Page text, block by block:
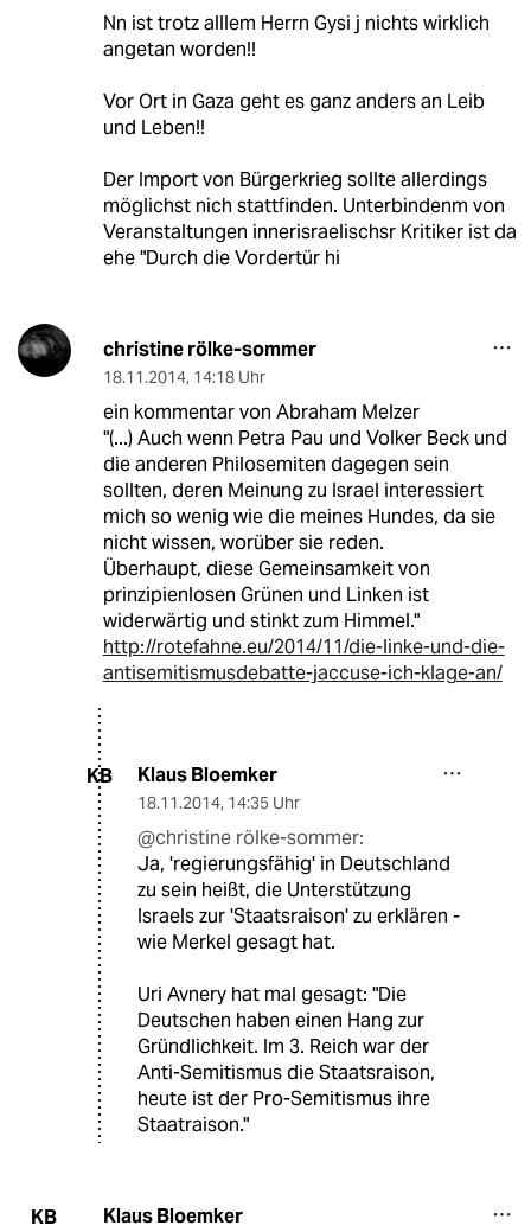
Nn ist trotz alllem Herrn Gysi j nichts wirklich
angetan worden!!
Vor Ort in Gaza geht es ganz anders an Leib
und Leben!!
Der Import von Bürgerkrieg sollte allerdings
möglichst nich stattfinden. Unterbindenm von
Veranstaltungen innerisraelischsr Kritiker ist da
ehe "Durch die Vordertür hi
christine rölke-sommer
18.11.2014, 14:18 Uhr
ein kommentar von Abraham Melzer
"(...) Auch wenn Petra Pau und Volker Beck und
die anderen Philosemiten dagegen sein
sollten, deren Meinung zu Israel interessiert
mich so wenig wie die meines Hundes, da sie
nicht wissen, worüber sie reden.
Überhaupt, diese Gemeinsamkeit von
prinzipienlosen Grünen und Linken ist
widerwärtig und stinkt zum Himmel."
http://rotefahne.eu/2014/11/die-linke-und-die-
antisemitismusdebatte-jaccuse-ich-klage-an/
KB Klaus Bloemker
18.11.2014, 14:35 Uhr
@christine rölke-sommer:
Ja, 'regierungsfähig' in Deutschland
zu sein heißt, die Unterstützung
Israels zur 'Staatsraison' zu erklären -
wie Merkel gesagt hat.
Uri Avnery hat mal gesagt: "Die
Deutschen haben einen Hang zur
Gründlichkeit. Im 3. Reich war der
Anti-Semitismus die Staatsraison,
heute ist der Pro-Semitismus ihre
Staatraison."
KB Klaus Bloemker